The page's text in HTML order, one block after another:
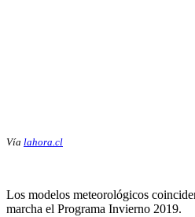
Vía lahora.cl
Los modelos meteorológicos
marcha el Programa Invierno 2019.